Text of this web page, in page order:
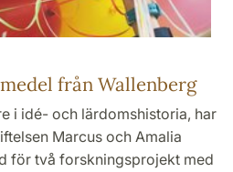
från Wallenberg
i idé- och lärdomshistoria, har
Marcus och Amalia
för två forskningsprojekt med